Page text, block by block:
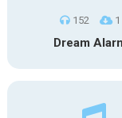
152 1
Dream